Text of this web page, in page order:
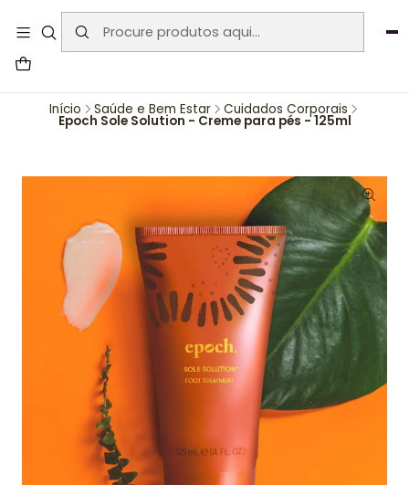
User-agent: * Allow: / Sitemap:
https://www.auraemporium.pt/sitemap.xml
Início Saúde e Bem Estar Cuidados Corporais
Epoch Sole Solution - Creme para pés - 125ml